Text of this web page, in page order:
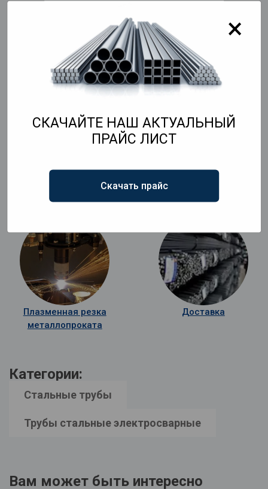
Дополнительно:
металлических
Плазменная резка
металлопроката
Доставка
Категории:
Стальные трубы
Трубы стальные электросварные
Вам может быть интересно
×
СКАЧАЙТЕ НАШ АКТУАЛЬНЫЙ
ПРАЙС ЛИСТ